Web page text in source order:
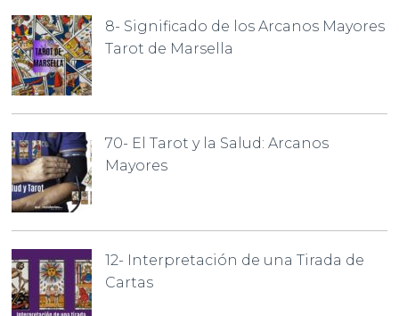
8- Significado de los Arcanos Mayores
Tarot de Marsella
70- El Tarot y la Salud: Arcanos
Mayores
12- Interpretación de una Tirada de
Cartas